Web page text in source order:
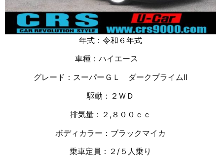
年式：令和６年式
車種：ハイエース
グレード：スーパーＧＬ ダークプライムⅡ
駆動：２ＷＤ
排気量：２,８００ｃｃ
ボディカラー：ブラックマイカ
乗車定員：２/５人乗り